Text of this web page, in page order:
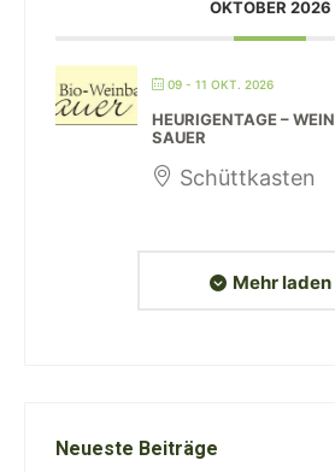
OKTOBER 2026
09 - 11 OKT. 2026
HEURIGENTAGE –
SAUER
Schüttkasten
Mehr laden
Neueste Beiträge